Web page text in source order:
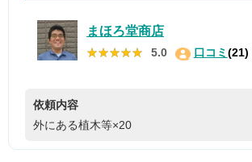
まほろ堂商店
★★★★★
★★★★★ 5.0 口コミ(21)
依頼内容
外にある植木等×20